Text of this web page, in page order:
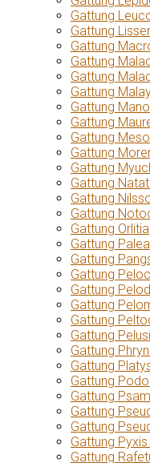
Gattung
Gattung
Gattung
Gattung
Gattung
Gattung
Gattung
Gattung
Gattung
Gattung
Gattung
Gattung
Gattung
Gattung
Gattung Orlitia
Gattung Palea
Gattung
Gattung
Gattung
Gattung
Gattung
Gattung
Gattung
Gattung
Gattung
Gattung
Gattung
Gattung
Gattung
Gattung